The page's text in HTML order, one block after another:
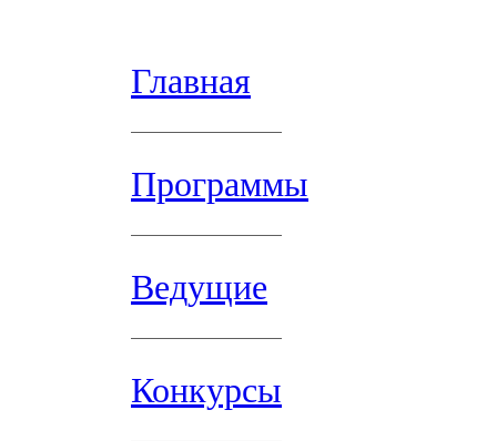
Главная
Программы
Ведущие
Конкурсы